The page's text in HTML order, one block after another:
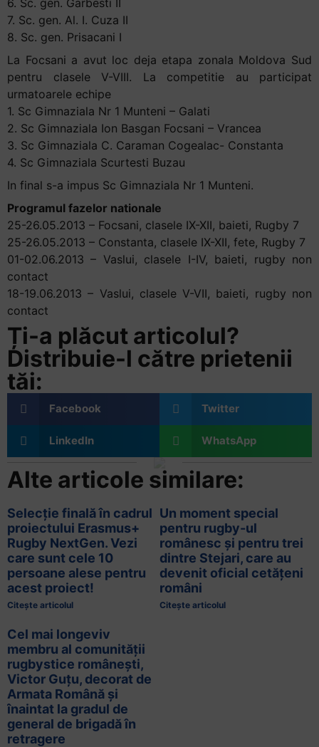
cu
conținutul.
7. Sc. gen. Al. I. Cuza II
8. Sc. gen. Prisacani I
La Focsani a avut loc deja etapa zonala Moldova Sud
pentru clasele V-VIII. La competitie au participat
urmatoarele echipe
1. Sc Gimnaziala Nr 1 Munteni – Galati
2. Sc Gimnaziala Ion Basgan Focsani – Vrancea
3. Sc Gimnaziala C. Caraman Cogealac- Constanta
4. Sc Gimnaziala Scurtesti Buzau
In final s-a impus Sc Gimnaziala Nr 1 Munteni.
Programul fazelor nationale
25-26.05.2013 – Focsani, clasele IX-XII, baieti, Rugby 7
25-26.05.2013 – Constanta, clasele IX-XII, fete, Rugby 7
01-02.06.2013 – Vaslui, clasele I-IV, baieti, rugby non
contact
18-19.06.2013 – Vaslui, clasele V-VII, baieti, rugby non
contact
Ți-a plăcut articolul?
Distribuie-l către prietenii
tăi:
Facebook Twitter
LinkedIn WhatsApp
Alte articole similare:
Selecție finală în cadrul
proiectului Erasmus+
Rugby NextGen. Vezi
care sunt cele 10
persoane alese pentru
acest proiect!
Citește articolul
Un moment special
pentru rugby-ul
românesc și pentru trei
dintre Stejari, care au
devenit oficial cetățeni
români
Citește articolul
Cel mai longeviv
membru al comunității
rugbystice românești,
Victor Guțu, decorat de
Armata Română și
înaintat la gradul de
general de brigadă în
retragere